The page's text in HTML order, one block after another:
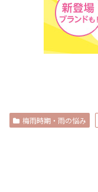
梅雨時期・雨の悩み